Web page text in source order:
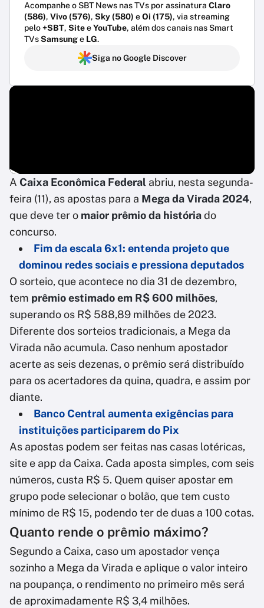
Acompanhe o SBT News nas TVs por assinatura Claro
(586), Vivo (576), Sky (580) eOi (175), via streaming
pelo+SBT, SiteeYouTube, além dos canais nas Smart
TVsSamsunge LG.
Siga no Google Discover
A Caixa Econômica Federal abriu, nesta segunda-
feira (11), as apostas para a Mega da Virada 2024,
que deve ter o maior prêmio da históriado
concurso.
Fim da escala 6x1: entenda projeto que
dominou redes sociais e pressiona deputados
O sorteio, que acontece no dia 31 de dezembro,
tem prêmio estimado em R$ 600 milhões,
superando os R$ 588,89 milhões de 2023.
Diferente dos sorteios tradicionais, a Mega da
Virada não acumula. Caso nenhum apostador
acerte as seis dezenas, o prêmio será distribuído
para os acertadores da quina, quadra, e assim por
diante.
Banco Central aumenta exigências para
instituições participarem do Pix
As apostas podem ser feitas nas casas lotéricas,
site e app da Caixa. Cada aposta simples, com seis
números, custa R$ 5. Quem quiser apostar em
grupo pode selecionar o bolão, que tem custo
mínimo de R$ 15, podendo ter de duas a 100 cotas.
Quanto rende o prêmio máximo?
Segundo a Caixa, caso um apostador vença
sozinho a Mega da Virada e aplique o valor inteiro
na poupança, o rendimento no primeiro mês será
de aproximadamente R$ 3,4 milhões.